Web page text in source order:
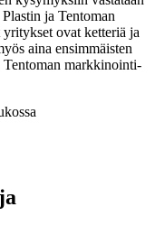
ja Tentoman
ovat ketteriä ja
aina ensimmäisten
Tentoman markkinointi-